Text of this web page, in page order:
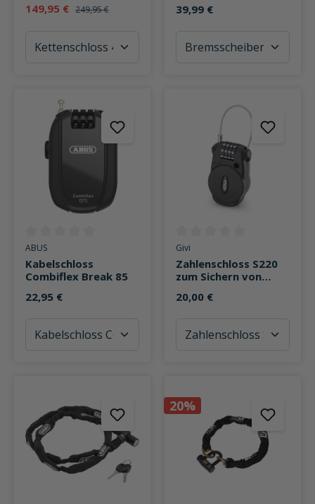
149,95 € 249,95 € 39,99 €
Durchschnittliche Bewertung von 0 von 5 Sternen
ABUS
Kabelschloss
Combiflex Break 85
22,95 €
Durchschnittliche Bewertung
Givi
Zahlenschloss S220
zum Sichern von
20,00 €
20%